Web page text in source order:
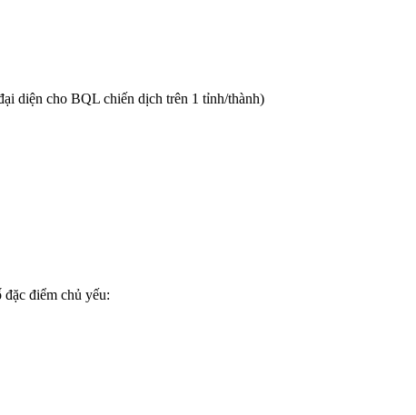
diện cho BQL chiến dịch trên 1 tỉnh/thành)
điểm chủ yếu: